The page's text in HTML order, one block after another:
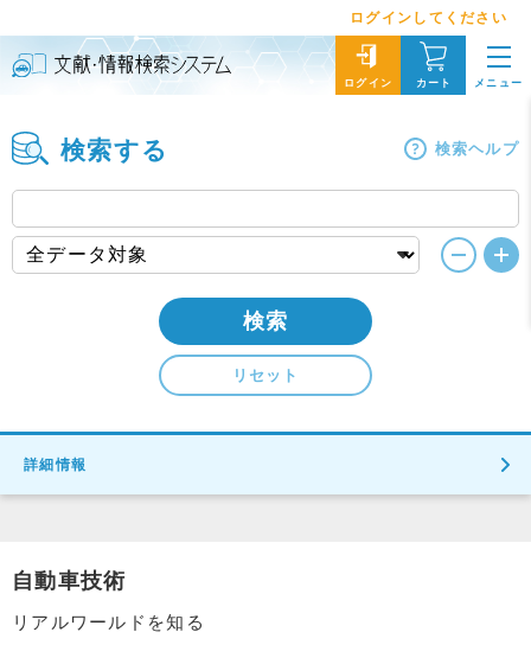
ログインしてください
ログイン カート メニュー
検索する 検索ヘルプ
検索
リセット
詳細情報
自動車技術
リアルワールドを知る